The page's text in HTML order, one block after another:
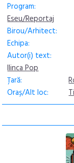
Program:
Eseu/Reportaj
Birou/Arhitect:
Echipa:
Autor(i) text:
Ilinca Pop
Țară:
Oraș/Alt loc: